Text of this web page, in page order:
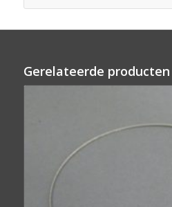
Gerelateerde producten